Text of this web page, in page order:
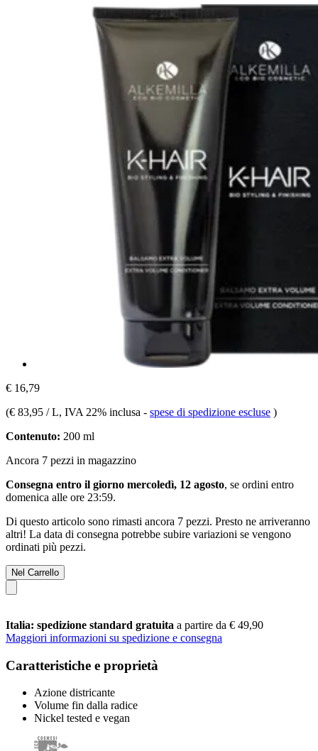
€ 16,79
(€ 83,95 / L, IVA 22% inclusa - spese di spedizione escluse )
Contenuto: 200 ml
Ancora 7 pezzi in magazzino
Consegna entro il giorno mercoledì, 12 agosto, se ordini entro
domenica alle ore 23:59.
Di questo articolo sono rimasti ancora 7 pezzi. Presto ne arriveranno
altri! La data di consegna potrebbe subire variazioni se vengono
ordinati più pezzi.
Nel Carrello
Italia: spedizione standard gratuita a partire da € 49,90
Maggiori informazioni su spedizione e consegna
Caratteristiche e proprietà
Azione districante
Volume fin dalla radice
Nickel tested e vegan